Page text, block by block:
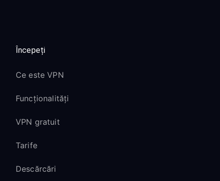
Începeți
Ce este VPN
Funcționalități
VPN gratuit
Tarife
Descărcări